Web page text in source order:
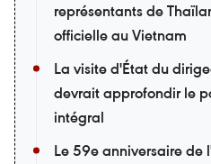
représentants de
officielle au Vietnam
La visite d'État du
devrait approfondir le
intégral
Le 59e anniversaire de